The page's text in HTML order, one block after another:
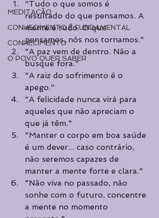
MEDITAÇÃO
CONHECIMENTO É FUNDAMENTAL
CONHECIMENTO
O POVO QUER SABER
"Tudo o que somos é
resultado do que pensamos. A
mente é tudo. O que
pensamos, nós nos tornamos."
"A paz vem de dentro. Não a
busque fora."
"A raiz do sofrimento é o
apego."
"A felicidade nunca virá para
aqueles que não apreciam o
que já têm."
"Manter o corpo em boa saúde
é um dever... caso contrário,
não seremos capazes de
manter a mente forte e clara."
"Não viva no passado, não
sonhe com o futuro, concentre
a mente no momento